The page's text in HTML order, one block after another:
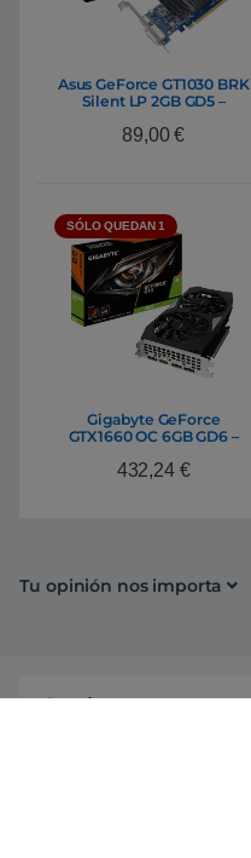
Asus GeForce GT1030 BRK
Silent LP 2GB GD5 –
89,00€
SÓLO QUEDAN 1
Gigabyte GeForce
GTX1660 OC 6GB GD6 –
432,24 €
Tu opinión nos importa
Conócenos